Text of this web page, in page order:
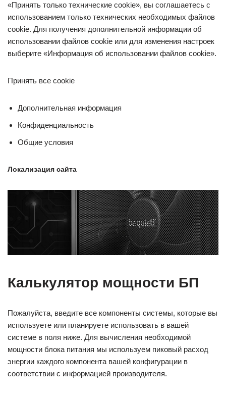
«Принять только технические cookie», вы соглашаетесь с
использованием только технических необходимых файлов
cookie. Для получения дополнительной информации об
использовании файлов cookie или для изменения настроек
выберите «Информация об использовании файлов cookie».
Принять все cookie
Дополнительная информация
Конфиденциальность
Общие условия
Локализация сайта
Калькулятор мощности БП
Пожалуйста, введите все компоненты системы, которые вы
используете или планируете использовать в вашей
системе в поля ниже. Для вычисления необходимой
мощности блока питания мы используем пиковый расход
энергии каждого компонента вашей конфигурации в
соответствии с информацией производителя.